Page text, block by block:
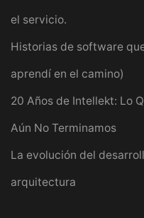
el servicio.
Historias de software
aprendí en el camino)
20 Años de Intellekt: Lo
Aún No Terminamos
La evolución del
arquitectura